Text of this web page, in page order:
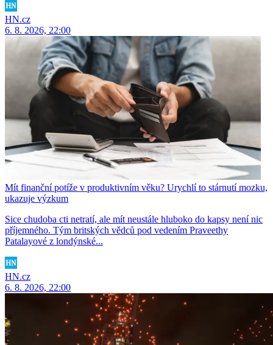
HN.cz
6. 8. 2026, 22:00
Mít finanční potíže v produktivním věku? Urychlí to stárnutí mozku,
ukazuje výzkum
Sice chudoba cti netratí, ale mít neustále hluboko do kapsy není nic
příjemného. Tým britských vědců pod vedením Praveethy
Patalayové z londýnské...
HN.cz
6. 8. 2026, 22:00